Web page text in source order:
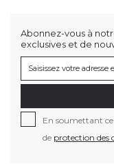
Abonnez-vous à
exclusives et de
En soumettant
de protection des